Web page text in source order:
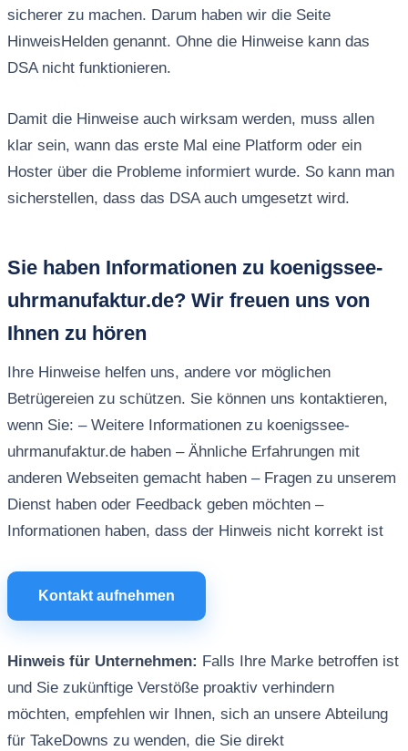
sicherer zu machen. Darum haben wir die Seite
HinweisHelden genannt. Ohne die Hinweise kann das
DSA nicht funktionieren.
Damit die Hinweise auch wirksam werden, muss allen
klar sein, wann das erste Mal eine Platform oder ein
Hoster über die Probleme informiert wurde. So kann man
sicherstellen, dass das DSA auch umgesetzt wird.
Sie haben Informationen zu koenigssee-
uhrmanufaktur.de? Wir freuen uns von
Ihnen zu hören
Ihre Hinweise helfen uns, andere vor möglichen
Betrügereien zu schützen. Sie können uns kontaktieren,
wenn Sie: – Weitere Informationen zu koenigssee-
uhrmanufaktur.de haben – Ähnliche Erfahrungen mit
anderen Webseiten gemacht haben – Fragen zu unserem
Dienst haben oder Feedback geben möchten –
Informationen haben, dass der Hinweis nicht korrekt ist
Kontakt aufnehmen
Hinweis für Unternehmen: Falls Ihre Marke betroffen ist
und Sie zukünftige Verstöße proaktiv verhindern
möchten, empfehlen wir Ihnen, sich an unsere Abteilung
für TakeDowns zu wenden, die Sie direkt